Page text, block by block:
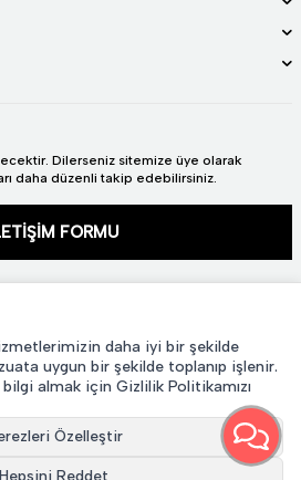
Dilerseniz sitemize üye olarak
daha düzenli takip edebilirsiniz.
FORMU
SAKLIDIR. GÜRAL PORSELEN
daha iyi bir şekilde
uygun bir şekilde toplanıp işlenir.
almak için Gizlilik Politikamızı
Özelleştir
Hepsini Reddet